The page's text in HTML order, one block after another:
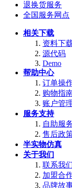
退换货服务
全国服务网点
相关下载
资料下
源代码
Demo
帮助中心
订单操
购物指
账户管
服务支持
自助服
售后政
半实物仿真
关于我们
联系我
加盟合
品牌故